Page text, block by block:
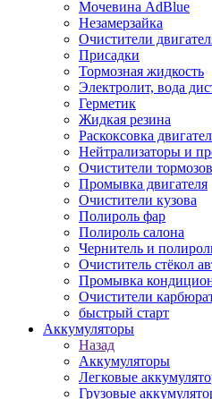
Мочевина AdBlue
Незамерзайка
Очистители
Присадки
Тормозная жидкость
Электролит, вода
Герметик
Жидкая резина
Раскоксовка
Нейтрализаторы и
Очистители тормозов
Промывка двигателя
Очистители кузова
Полироль фар
Полироль салона
Чернитель и
Очиститель стёкол
Промывка
Очистители
быстрый старт
Аккумуляторы
Назад
Аккумуляторы
Легковые
Грузовые